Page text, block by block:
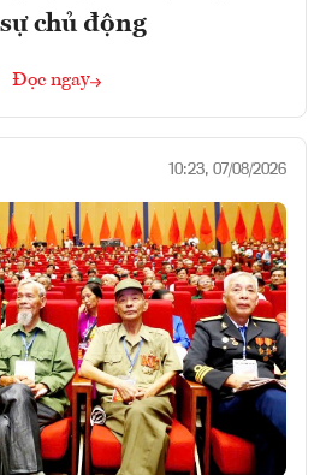
chủ động
Đọc ngay
10:23, 07/08/2026